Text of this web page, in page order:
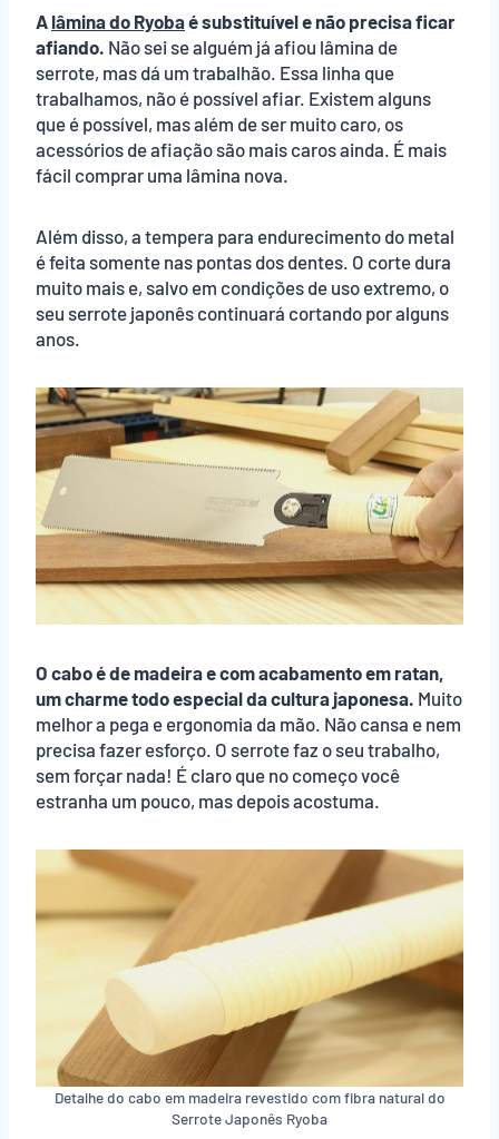
A lâmina do Ryobaé substituível e não precisa ficar
afiando. Não sei se alguém já afiou lâmina de
serrote, mas dá um trabalhão. Essa linha que
trabalhamos, não é possível afiar. Existem alguns
que é possível, mas além de ser muito caro, os
acessórios de afiação são mais caros ainda. É mais
fácil comprar uma lâmina nova.
Além disso, a tempera para endurecimento do metal
é feita somente nas pontas dos dentes. O corte dura
muito mais e, salvo em condições de uso extremo, o
seu serrote japonês continuará cortando por alguns
anos.
O cabo é de madeira e com acabamento em ratan,
um charme todo especial da cultura japonesa. Muito
melhor a pega e ergonomia da mão. Não cansa e nem
precisa fazer esforço. O serrote faz o seu trabalho,
sem forçar nada! É claro que no começo você
estranha um pouco, mas depois acostuma.
Detalhe do cabo em madeira revestido com fibra natural do
Serrote Japonês Ryoba